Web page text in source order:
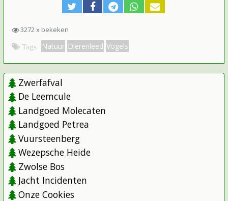
3272 x bekeken
Tags Natuur Dierenleed Vogels
Zwerfafval
De Leemcule
Landgoed Molecaten
Landgoed Petrea
Vuursteenberg
Wezepsche Heide
Zwolse Bos
Jacht Incidenten
Onze Cookies